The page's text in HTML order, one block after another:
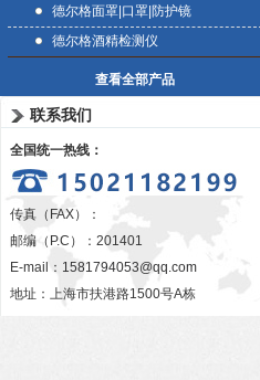
德尔格面罩|口罩|防护镜
德尔格酒精检测仪
查看全部产品
联系我们
全国统一热线：
传真（FAX）：
邮编（P.C）：201401
E-mail： 1581794053@qq.com
地址：上海市扶港路1500号A栋